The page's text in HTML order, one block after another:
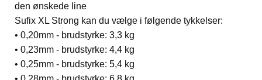
den ønskede line
Sufix XL Strong kan du vælge i følgende tykkelser:
• 0,20mm - brudstyrke: 3,3 kg
• 0,23mm - brudstyrke: 4,4 kg
• 0,25mm - brudstyrke: 5,4 kg